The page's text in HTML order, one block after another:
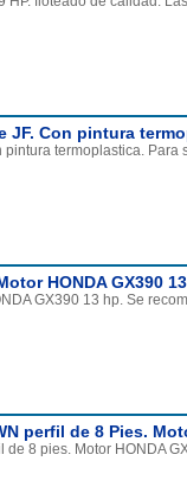
JF. Con pintura
termoplastica.
HONDA GX390
GX390 13 hp. Se
perfil de 8 Pies.
de 8 pies. Motor HONDA